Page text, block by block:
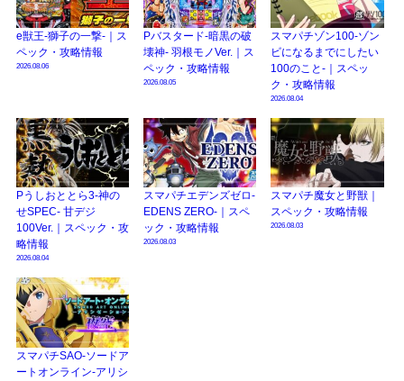
e獣王-獅子の一撃-｜ス
ペック・攻略情報
2026.08.06
Pバスタード-暗黒の破
壊神- 羽根モノVer.｜ス
ペック・攻略情報
2026.08.05
スマパチゾン100-ゾン
ビになるまでにしたい
100のこと-｜スペッ
ク・攻略情報
2026.08.04
Pうしおととら3-神の
せSPEC- 甘デジ
100Ver.｜スペック・攻
略情報
2026.08.04
スマパチエデンズゼロ-
EDENS ZERO-｜スペ
ック・攻略情報
2026.08.03
スマパチ魔女と野獣｜
スペック・攻略情報
2026.08.03
スマパチSAO-ソードア
ートオンライン-アリシ